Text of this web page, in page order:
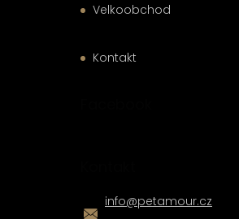
Velkoobchod
Kontakt
info@petamour.cz